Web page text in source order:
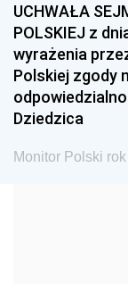
1996
1993
1990
1987
UCHWAŁA
POLSKIEJ z
wyrażenia
Polskiej zgody
Dziedzica
Monitor Polski